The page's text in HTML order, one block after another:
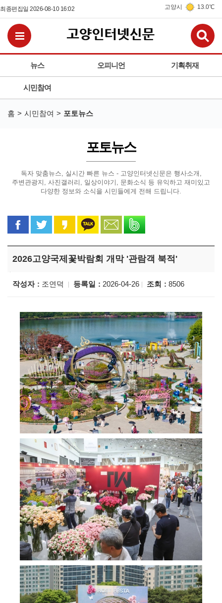
최종편집일 2026-08-10 16:02 고양시 13.0℃
뉴스 오피니언 기획취재
시민참여
전체메뉴보기
홈 시민참여 포토뉴스
포토뉴스
독자 맞춤뉴스, 실시간 빠른 뉴스 - 고양인터넷신문은 행사소개,
주변관광지, 사진갤러리, 일상이야기, 문화소식 등 유익하고 재미있고
다양한 정보와 소식을 시민들에게 전해 드립니다.
페이스북으로 공유
트위터로 공유카카오 스토리로 공유
카카오톡으로 공유
문자로 공유
2026고양국제꽃박람회 개막 '관람객 북적'
작성자 조연덕 등록일 2026-04-26 조회 8506